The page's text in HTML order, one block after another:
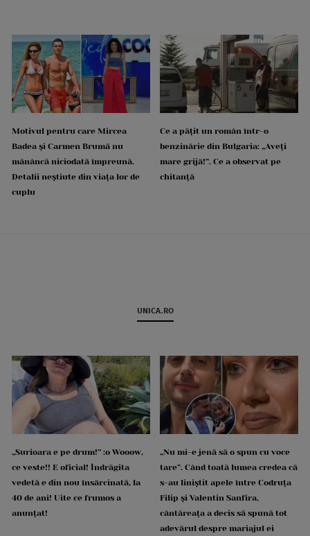
Motivul pentru care Mircea
Badea și Carmen Brumă nu
mănâncă niciodată împreună.
Detalii neștiute din viața lor de
cuplu
Ce a pățit un român într-o
benzinărie din Bulgaria: „Aveți
mare grijă!”. Ce a observat pe
chitanță
UNICA.RO
„Surioara e pe drum!” :o Wooow,
ce veste!! E oficial! Îndrăgita
vedetă e din nou însărcinată, la
40 de ani! Uite ce frumos a
anunțat!
„Nu mi-e jenă să o spun cu voce
tare”. Când toată lumea credea că
s-au liniștit apele între Codruța
Filip și Valentin Sanfira,
cântăreața a decis să spună tot
adevărul despre mariajul ei